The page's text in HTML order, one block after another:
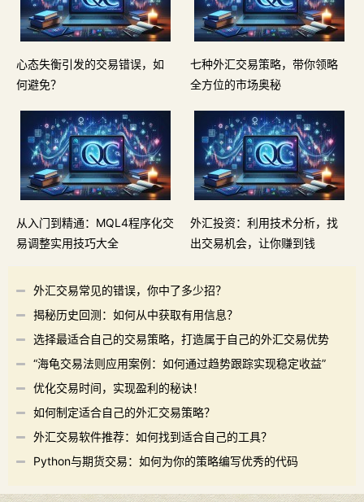
心态失衡引发的交易错误，如
何避免？
七种外汇交易策略，带你领略
全方位的市场奥秘
从入门到精通：MQL4程序化交
易调整实用技巧大全
外汇投资：利用技术分析，找
出交易机会，让你赚到钱
外汇交易常见的错误，你中了多少招？
揭秘历史回测：如何从中获取有用信息？
选择最适合自己的交易策略，打造属于自己的外汇交易优势
“海龟交易法则应用案例：如何通过趋势跟踪实现稳定收益”
优化交易时间，实现盈利的秘诀！
如何制定适合自己的外汇交易策略？
外汇交易软件推荐：如何找到适合自己的工具？
Python与期货交易：如何为你的策略编写优秀的代码